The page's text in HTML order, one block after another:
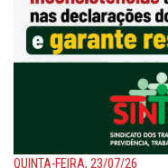
QUINTA-FEIRA, 23/07/26